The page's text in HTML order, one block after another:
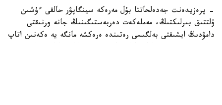
- پرەزيدەنت جەدەلحاتتا بۇل مەرەكە سينگاپۋر حالقى ءۇشىن
ۇلتتىق بىرلىكتىڭ، مەملەكەت دەربەستىگىنىڭ جانە ورنىقتى
دامۋدىڭ ايشىقتى بەلگىسى رەتىندە ەرەكشە مانگە يە ەكەنىن اتاپ